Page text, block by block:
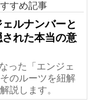
すめ記事
ェルナンバーと
れた本当の意
った「エンジェ
のルーツを紐解
説します。